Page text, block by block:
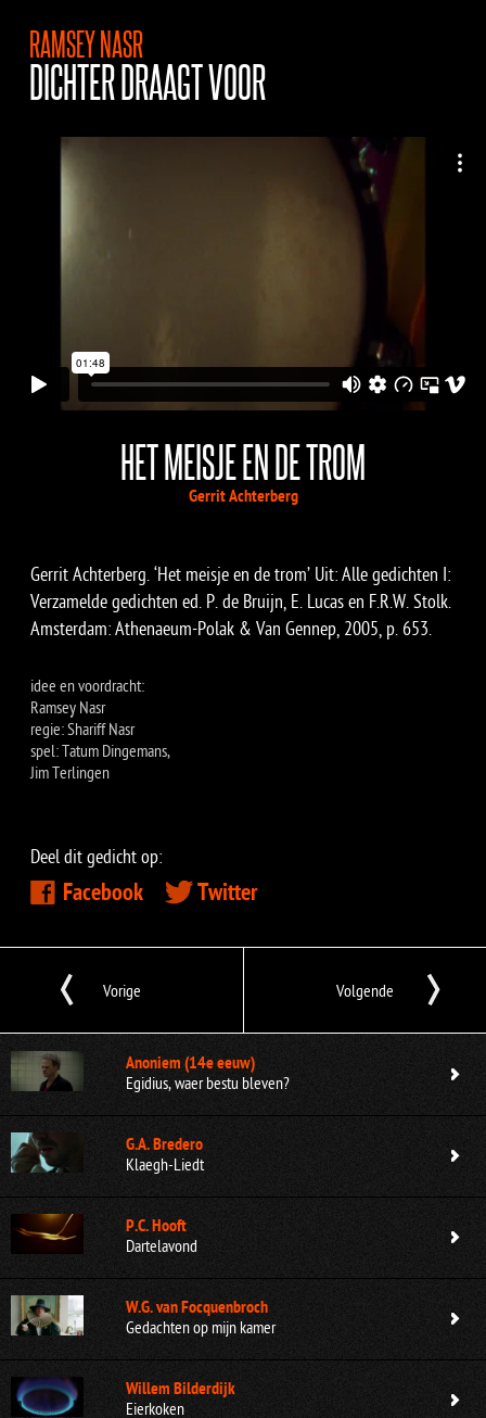
RAMSEY NASR
DICHTER DRAAGT VOOR
HET MEISJE EN DE TROM
Gerrit Achterberg
​Gerrit Achterberg. ‘Het meisje en de trom’ Uit: Alle gedichten I:
Verzamelde gedichten ed. P. de Bruijn, E. Lucas en F.R.W. Stolk.
Amsterdam: Athenaeum-Polak & Van Gennep, 2005, p. 653.
idee en voordracht:
Ramsey Nasr
regie: Shariff Nasr
spel: Tatum Dingemans,
Jim Terlingen
Deel dit gedicht op:
Facebook Twitter
Vorige Volgende
Anoniem (14e eeuw)
Egidius, waer bestu bleven?
G.A. Bredero
Klaegh-Liedt
P.C. Hooft
Dartelavond
W.G. van Focquenbroch
Gedachten op mijn kamer
Willem Bilderdijk
Eierkoken